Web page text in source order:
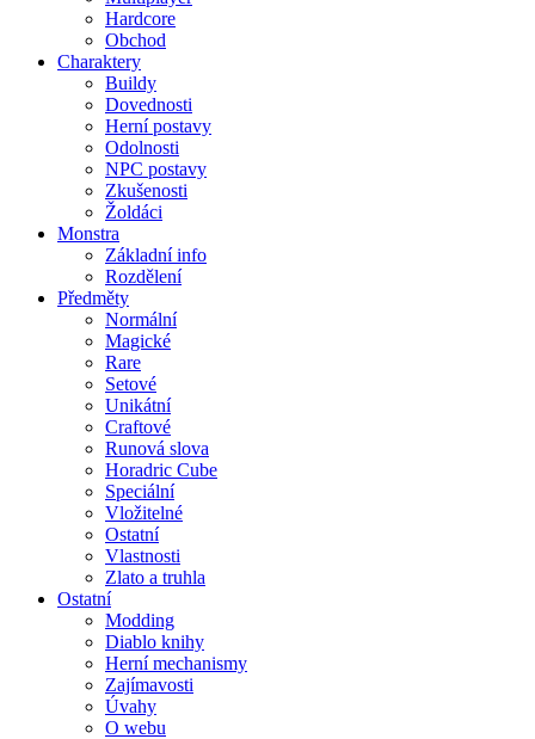
Hardcore
Obchod
Charaktery
Buildy
Dovednosti
Herní postavy
Odolnosti
NPC postavy
Zkušenosti
Žoldáci
Monstra
Základní info
Rozdělení
Předměty
Normální
Magické
Rare
Setové
Unikátní
Craftové
Runová slova
Horadric Cube
Speciální
Vložitelné
Ostatní
Vlastnosti
Zlato a truhla
Ostatní
Modding
Diablo knihy
Herní mechanismy
Zajímavosti
Úvahy
O webu